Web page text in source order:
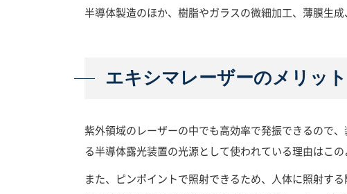
半導体製造のほか、樹脂やガラスの微細加工、薄膜生
エキシマレーザーのメリット
紫外領域のレーザーの中でも高効率で発振できるので
る半導体露光装置の光源として使われている理由はこの
また、ピンポイントで照射できるため、人体に照射す